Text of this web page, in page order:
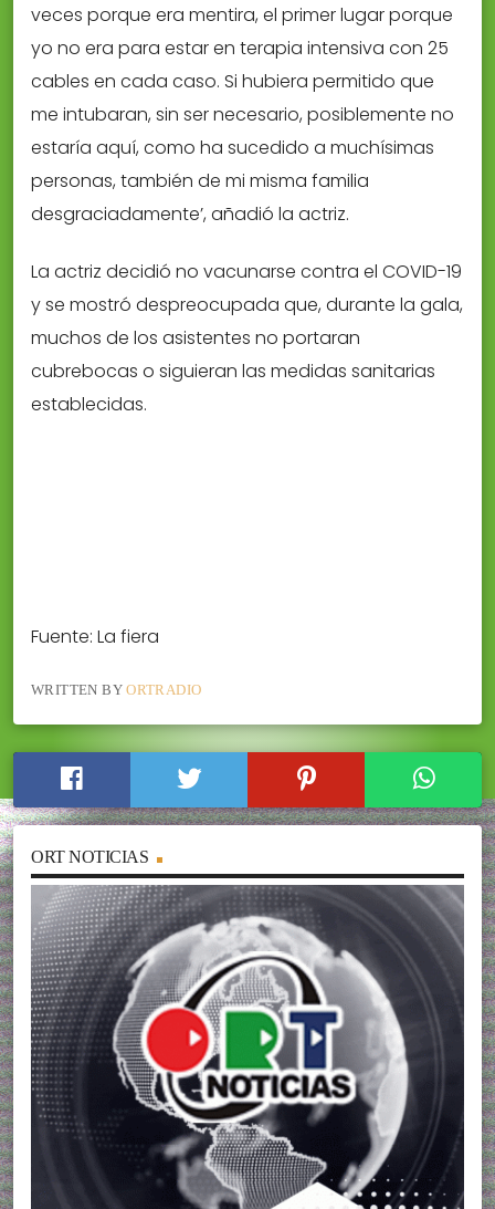
veces porque era mentira, el primer lugar porque
yo no era para estar en terapia intensiva con 25
cables en cada caso. Si hubiera permitido que
me intubaran, sin ser necesario, posiblemente no
estaría aquí, como ha sucedido a muchísimas
personas, también de mi misma familia
desgraciadamente’, añadió la actriz.
La actriz decidió no vacunarse contra el COVID-19
y se mostró despreocupada que, durante la gala,
muchos de los asistentes no portaran
cubrebocas o siguieran las medidas sanitarias
establecidas.
Fuente: La fiera
WRITTEN BYORTRADIO
ORT NOTICIAS